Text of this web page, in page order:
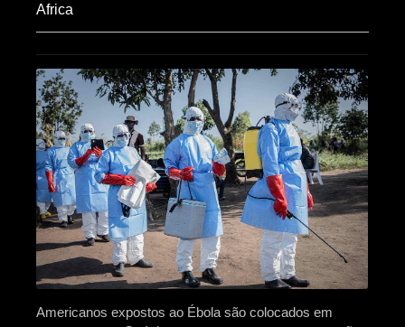
Africa​
Americanos expostos ao Ébola são colocados em